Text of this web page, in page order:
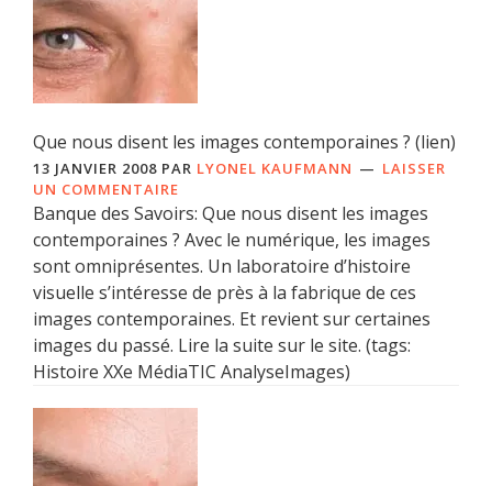
Que nous disent les images contemporaines ? (lien)
13 JANVIER 2008 PAR LYONEL KAUFMANN
LAISSER
UN COMMENTAIRE
Banque des Savoirs: Que nous disent les images
contemporaines ? Avec le numérique, les images
sont omniprésentes. Un laboratoire d’histoire
visuelle s’intéresse de près à la fabrique de ces
images contemporaines. Et revient sur certaines
images du passé. Lire la suite sur le site. (tags:
Histoire XXe MédiaTIC AnalyseImages)